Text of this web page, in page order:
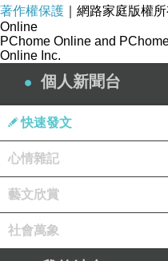
著作權保護 ｜網路家庭版權
Online
PChome Online and
Online Inc.
個人新聞台
快速發文
心情雜記
藝文欣賞
社會萬象